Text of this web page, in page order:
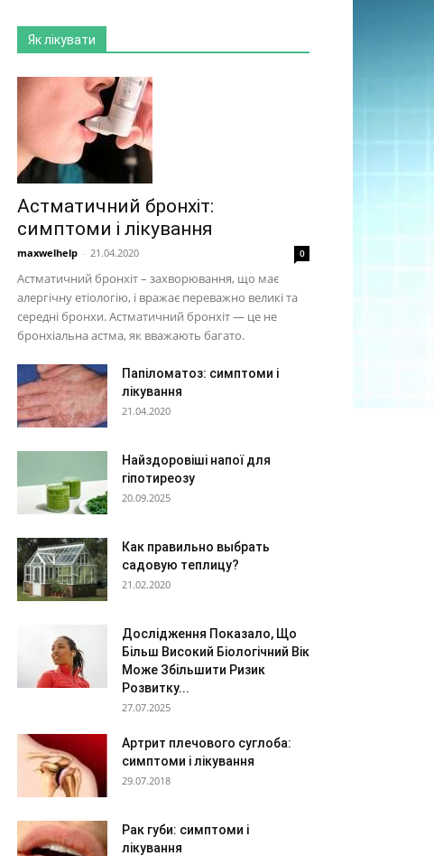
Як лікувати
Астматичний бронхіт:
симптоми і лікування
maxwelhelp - 21.04.2020 0
Астматичний бронхіт – захворювання, що має
алергічну етіологію, і вражає переважно великі та
середні бронхи. Астматичний бронхіт — це не
бронхіальна астма, як вважають багато.
Папіломатоз: симптоми і
лікування
21.04.2020
Найздоровіші напої для
гіпотиреозу
20.09.2025
Как правильно выбрать
садовую теплицу?
21.02.2020
Дослідження Показало, Що
Більш Високий Біологічний Вік
Може Збільшити Ризик
Розвитку...
27.07.2025
Артрит плечового суглоба:
симптоми і лікування
29.07.2018
Рак губи: симптоми і
лікування